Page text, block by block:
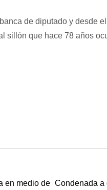
de diputado y desde
sillón que hace 78 años
en medio de Condenada a